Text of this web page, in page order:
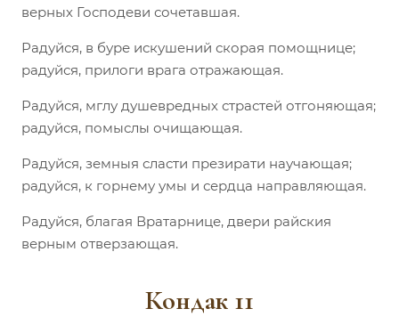
верных Господеви сочетавшая.
Радуйся, в буре искушений скорая помощнице;
радуйся, прилоги врага отражающая.
Радуйся, мглу душевредных страстей отгоняющая;
радуйся, помыслы очищающая.
Радуйся, земныя сласти презирати научающая;
радуйся, к горнему умы и сердца направляющая.
Радуйся, благая Вратарнице, двери райския
верным отверзающая.
Кондак 11